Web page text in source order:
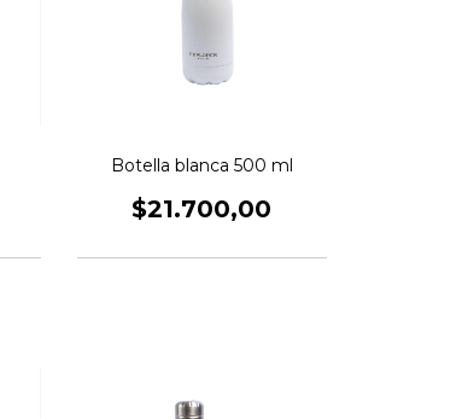
Botella blanca 500 ml
$21.700,00